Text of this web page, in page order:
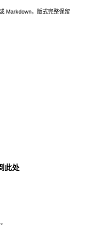
Markdown，版式完整保留
此处